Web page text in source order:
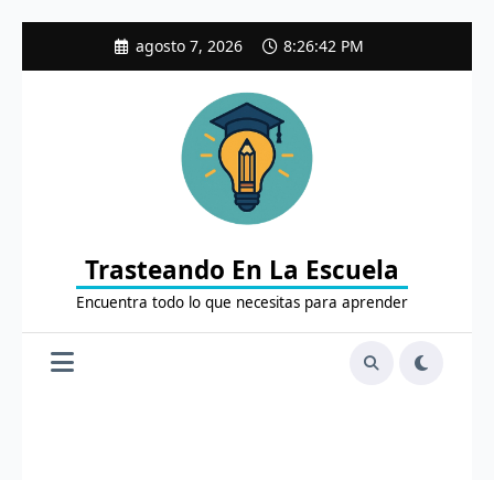
agosto 7, 2026 8:26:43 PM
Trasteando En La Escuela
Encuentra todo lo que necesitas para aprender